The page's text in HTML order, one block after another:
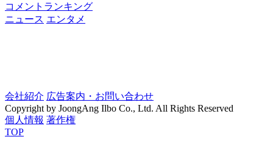
コメントランキング
ニュース エンタメ
会社紹介 広告案内・お問い合わせ
Copyright by JoongAng Ilbo Co., Ltd. All Rights Reserved
個人情報 著作権
TOP